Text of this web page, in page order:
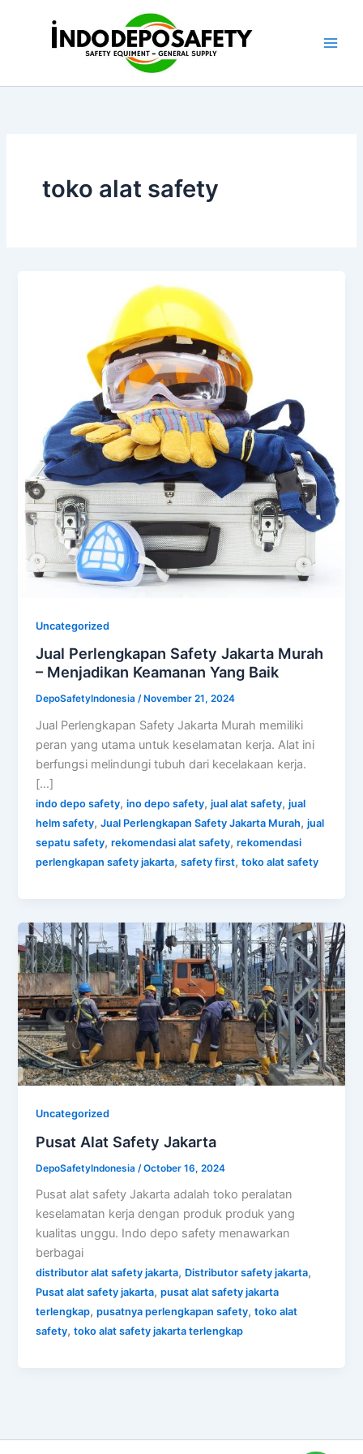
toko alat safety
Uncategorized
Jual Perlengkapan Safety Jakarta Murah
– Menjadikan Keamanan Yang Baik
DepoSafetyIndonesia/ November 21, 2024
Jual Perlengkapan Safety Jakarta Murah memiliki
peran yang utama untuk keselamatan kerja. Alat ini
berfungsi melindungi tubuh dari kecelakaan kerja.
[…]
indo depo safety,ino depo safety,jual alat safety,jual
helm safety,Jual Perlengkapan Safety Jakarta Murah,jual
sepatu safety,rekomendasi alat safety,rekomendasi
perlengkapan safety jakarta,safety first,toko alat safety
Uncategorized
Pusat Alat Safety Jakarta
DepoSafetyIndonesia /October 16, 2024
Pusat alat safety Jakarta adalah toko peralatan
keselamatan kerja dengan produk produk yang
kualitas unggu. Indo depo safety menawarkan
berbagai
distributor alat safety jakarta, Distributor safety jakarta,
Pusat alat safety jakarta,pusat alat safety jakarta
terlengkap,pusatnya perlengkapan safety,toko alat
safety,toko alat safety jakarta terlengkap